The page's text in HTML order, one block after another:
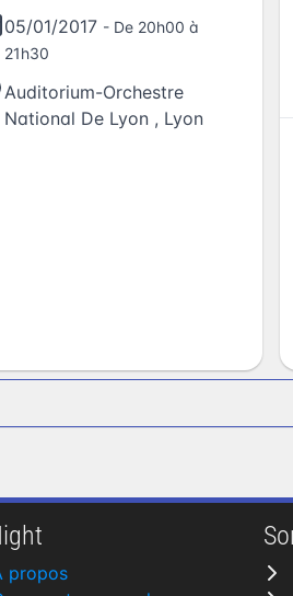
05/01/2017 - De 20h00 à
21h30
Auditorium-Orchestre
National De Lyon , Lyon
propos